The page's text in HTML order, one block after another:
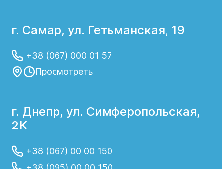
г. Самар, ул. Гетьманская, 19
+38 (067) 000 01 57
Просмотреть
г. Днепр, ул. Симферопольская,
2К
+38 (067) 00 00 150